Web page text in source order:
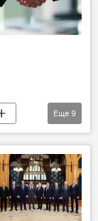
Еще 9